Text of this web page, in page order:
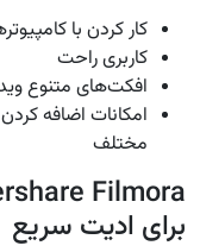
کار کردن با
کاربری راحت
افکت‌های متنوع
امکانات اضافه
مختلف
برای ادیت سریع